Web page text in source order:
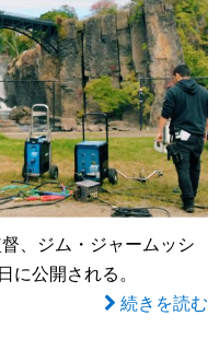
、ジム・ジャームッシ
公開される。
続きを読む